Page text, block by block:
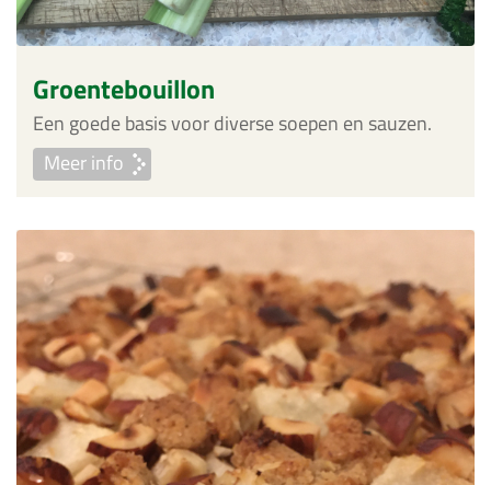
Groentebouillon
Een goede basis voor diverse soepen en sauzen.
Meer info